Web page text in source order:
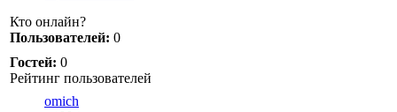
Кто онлайн?
Пользователей: 0
Гостей: 0
Рейтинг пользователей
omich